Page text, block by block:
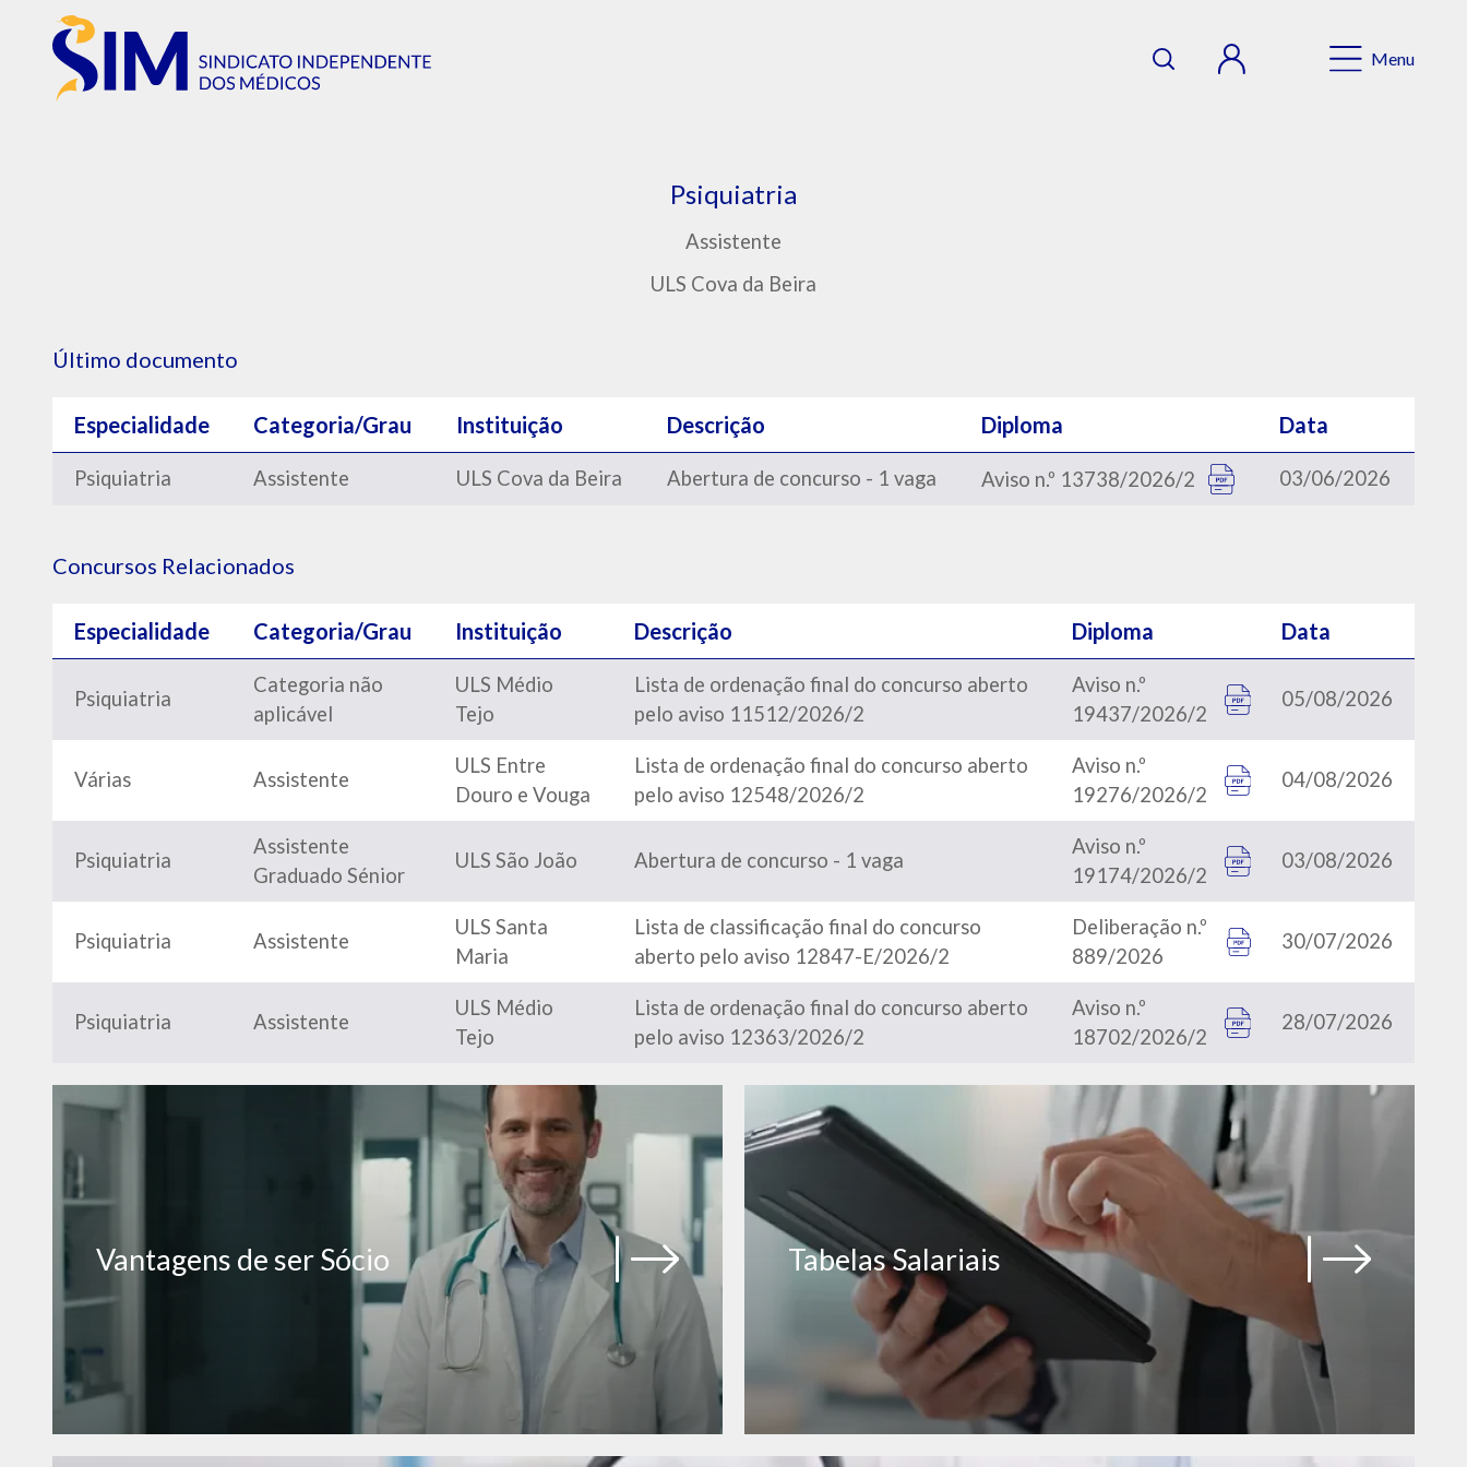
Menu
Psiquiatria
Assistente
ULS Cova da Beira
Último documento
Especialidade Categoria/Grau Instituição Descrição Diploma Data
Psiquiatria Assistente ULS Cova da Beira Abertura de concurso - 1 vaga Aviso n.º 13738/2026/2 03/06/2026
Concursos Relacionados
Especialidade Categoria/Grau Instituição Descrição Diploma Data
Psiquiatria
Categoria não
aplicável
ULS Médio
Tejo
Lista de ordenação final do concurso aberto
pelo aviso 11512/2026/2
Aviso n.º
19437/2026/2
05/08/2026
Várias Assistente
ULS Entre
Douro e Vouga
Lista de ordenação final do concurso aberto
pelo aviso 12548/2026/2
Aviso n.º
19276/2026/2
04/08/2026
Psiquiatria
Assistente
Graduado Sénior
ULS São João Abertura de concurso - 1 vaga
Aviso n.º
19174/2026/2
03/08/2026
Psiquiatria Assistente
ULS Santa
Maria
Lista de classificação final do concurso
aberto pelo aviso 12847-E/2026/2
Deliberação n.º
889/2026
30/07/2026
Psiquiatria Assistente
ULS Médio
Tejo
Lista de ordenação final do concurso aberto
pelo aviso 12363/2026/2
Aviso n.º
18702/2026/2
28/07/2026
Vantagens de ser Sócio Tabelas Salariais